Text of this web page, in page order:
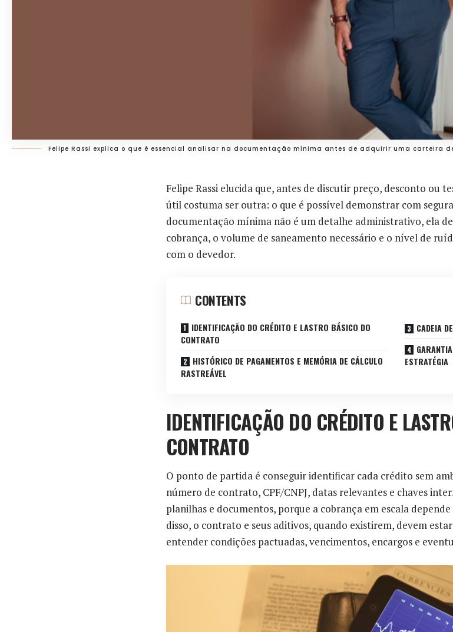
Felipe Rassi explica o que é essencial analisar na documentação mínima antes de adquirir uma carteira de
Felipe Rassi elucida que, antes de discutir preço, desconto ou
útil costuma ser outra: o que é possível demonstrar com
documentação mínima não é um detalhe administrativo, ela
cobrança, o volume de saneamento necessário e o nível de
com o devedor.
CONTENTS
IDENTIFICAÇÃO DO CRÉDITO E LASTRO BÁSICO DO
CONTRATO
HISTÓRICO DE PAGAMENTOS E MEMÓRIA DE CÁLCULO
RASTREÁVEL
CADEIA
ESTRATÉGIA
IDENTIFICAÇÃO DO CRÉDITO E
CONTRATO
O ponto de partida é conseguir identificar cada crédito sem
número de contrato, CPF/CNPJ, datas relevantes e chaves
planilhas e documentos, porque a cobrança em escala
disso, o contrato e seus aditivos, quando existirem, devem estar
entender condições pactuadas, vencimentos, encargos e